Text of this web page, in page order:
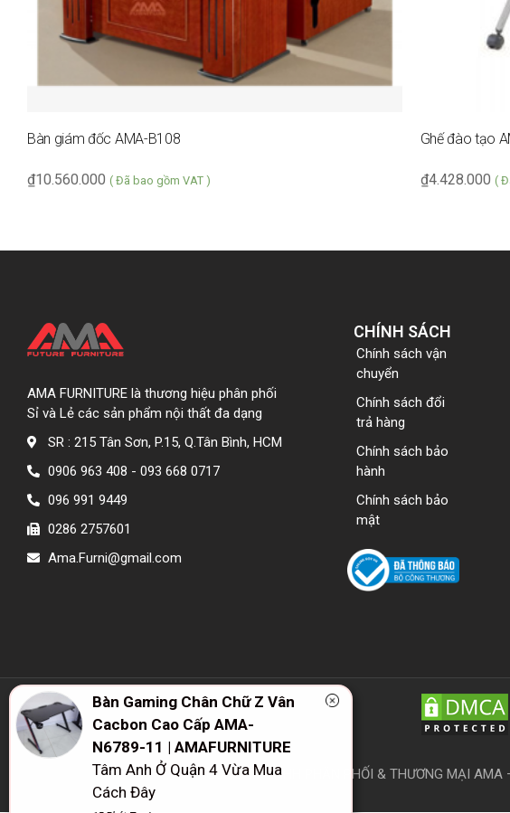
Bàn giám đốc AMA-B108
10.560.000
₫ ( Đã bao gồm VAT )
Ghế đào tạo
4.428.000
₫ (
AMA FURNITURE là thương hiệu phân phối
Sỉ và Lẻ các sản phẩm nội thất đa dạng
SR : 215 Tân Sơn, P.15, Q.Tân Bình, HCM
0906 963 408 - 093 668 0717
096 991 9449
0286 2757601
Ama.Furni@gmail.com
CHÍNH SÁCH
Chính sách vận
chuyển
Chính sách đổi
trả hàng
Chính sách bảo
hành
Chính sách bảo
mật
CÔNG TY TNHH PHÂN PHỐI & THƯƠNG MẠI